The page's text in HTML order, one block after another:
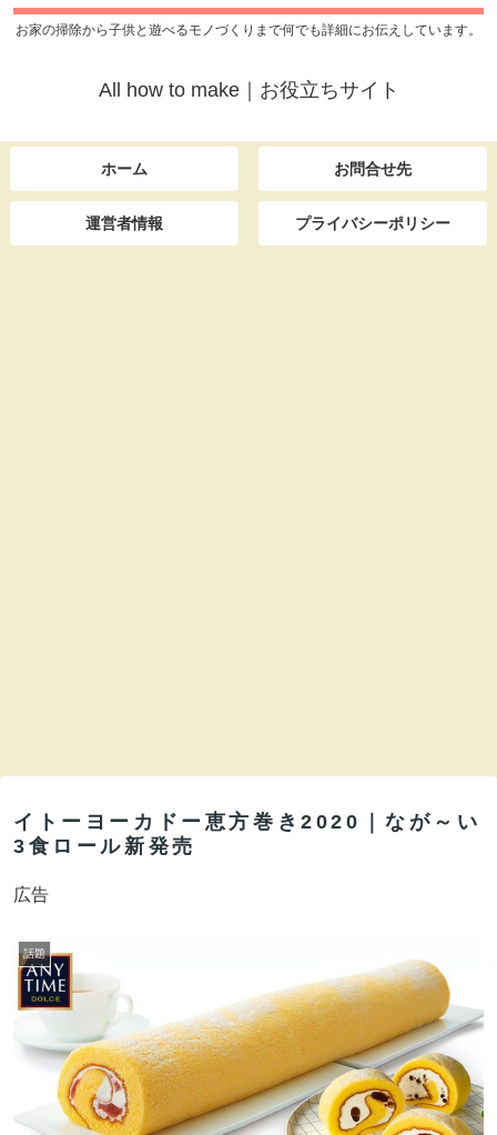
お家の掃除から子供と遊べるモノづくりまで何でも詳細にお伝えしています。
All how to make｜お役立ちサイト
ホーム お問合せ先
運営者情報 プライバシーポリシー
イトーヨーカドー恵方巻き2020｜なが～い
3食ロール新発売
広告
話題